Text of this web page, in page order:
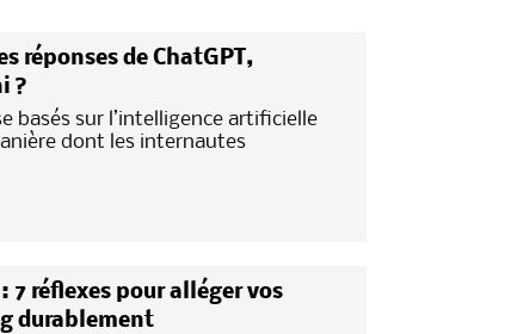
réponses de ChatGPT,
?
basés sur l’intelligence artificielle
dont les internautes
7 réflexes pour alléger vos
durablement